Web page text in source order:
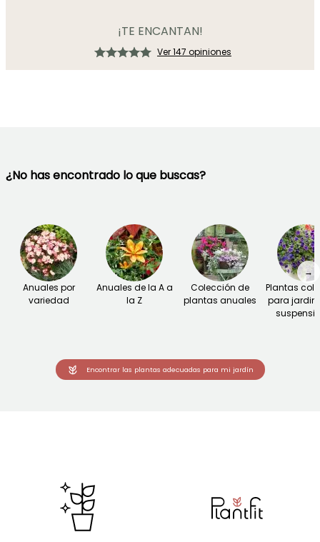
¡TE ENCANTAN!
Ver 147 opiniones
¿No has encontrado lo que buscas?
Anuales por
variedad
Anuales de la A a
la Z
Colección de
plantas anuales
Plantas
para
→
Encontrar las plantas adecuadas para mi jardín